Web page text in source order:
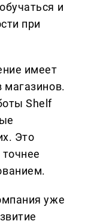
и
при
имеет
магазинов.
Shelf
Это
уже